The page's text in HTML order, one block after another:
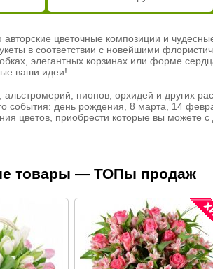
цветочные композиции и
в соответствии с новейшими
элегантных корзинах или форме
ваши идеи!
пионов, орхидей и других
события: день рождения, 8 марта, 14
цветов, приобрести которые вы можете с
товары — ТОПы продаж